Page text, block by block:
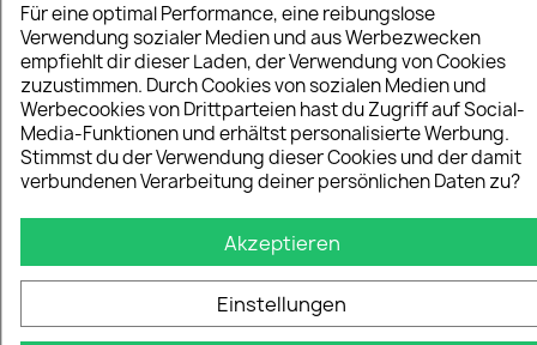
Hergestellt in
Handarbeit
Für eine optimal Performance, eine reibungslose
Verwendung sozialer Medien und aus Werbezwecken
empfiehlt dir dieser Laden, der Verwendung von Cookies
zuzustimmen. Durch Cookies von sozialen Medien und
Werbecookies von Drittparteien hast du Zugriff auf Social-
Media-Funktionen und erhältst personalisierte Werbung.
Stimmst du der Verwendung dieser Cookies und der damit
verbundenen Verarbeitung deiner persönlichen Daten zu?
Akzeptieren
Einstellungen